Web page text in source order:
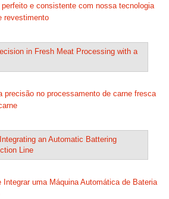
e consistente com nossa tecnologia
revestimento
precisão no processamento de carne fresca
uma Máquina Automática de Bateria